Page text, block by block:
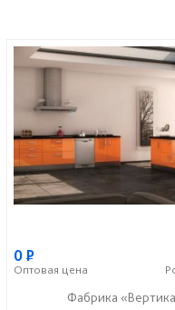
0Р
Оптовая цена
Фабрика